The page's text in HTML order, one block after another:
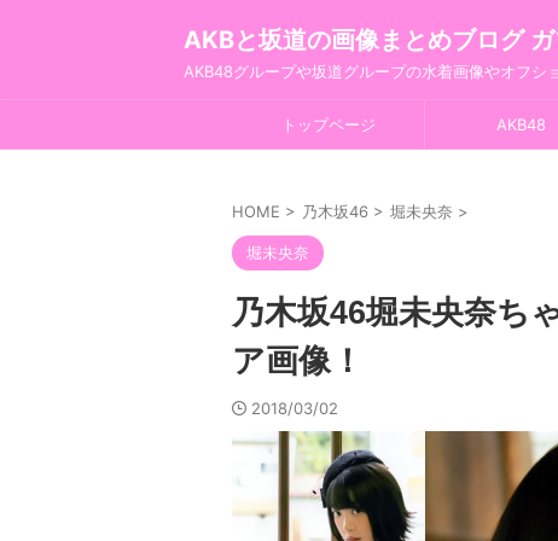
AKBと坂道の画像まとめブログ ガ
AKB48グループや坂道グループの水着画像やオフシ
トップページ AKB48
HOME > 乃木坂46 > 堀未央奈 >
堀未央奈
乃木坂46堀未央奈ち
ア画像！
2018/03/02